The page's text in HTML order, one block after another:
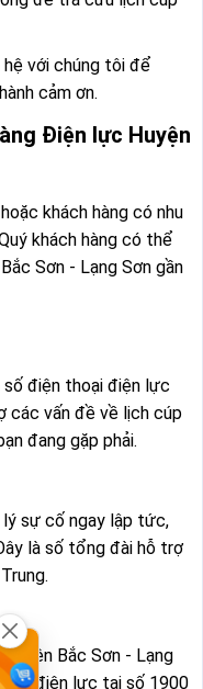
hệ với chúng tôi để
cảm ơn.
Điện lực Huyện
khách hàng có nhu
khách hàng có thể
Sơn - Lạng Sơn gần
số điện thoại điện lực
các vấn đề về lịch cúp
đang gặp phải.
sự cố ngay lập tức,
là số tổng đài hỗ trợ
Bắc Sơn - Lạng
trợ điện lực tại số 1900